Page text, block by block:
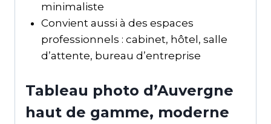
minimaliste
Convient aussi à des espaces
professionnels : cabinet, hôtel, salle
d’attente, bureau d’entreprise
Tableau photo d’Auvergne
haut de gamme, moderne